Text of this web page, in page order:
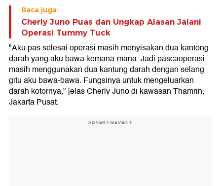
Baca juga:
Cherly Juno Puas dan Ungkap Alasan Jalani
Operasi Tummy Tuck
"Aku pas selesai operasi masih menyisakan dua kantong
darah yang aku bawa kemana-mana. Jadi pascaoperasi
masih menggunakan dua kantung darah dengan selang
gitu aku bawa-bawa. Fungsinya untuk mengeluarkan
darah kotornya," jelas Cherly Juno di kawasan Thamrin,
Jakarta Pusat.
ADVERTISEMENT